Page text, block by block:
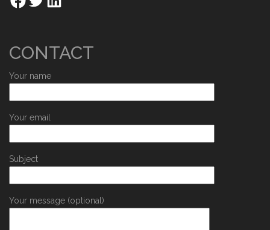
CONTACT
Your name
Your email
Subject
Your message (optional)